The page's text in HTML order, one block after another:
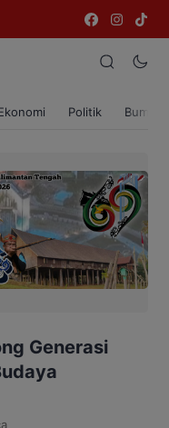
Politik Bumi
Generasi